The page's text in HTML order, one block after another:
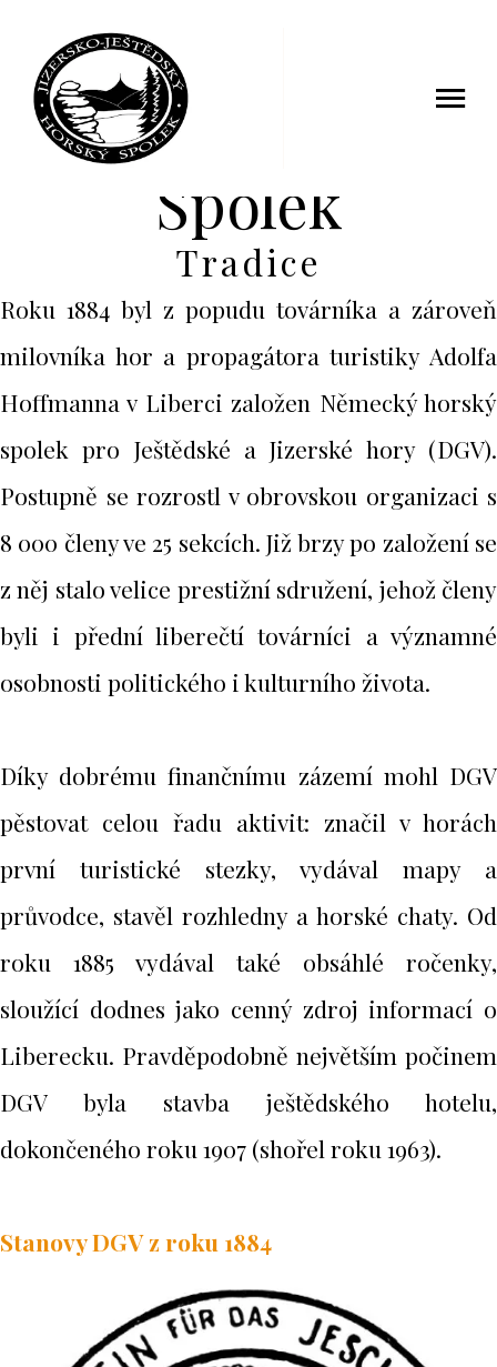
Spolek
Tradice
Roku 1884 byl z popudu továrníka a zároveň
milovníka hor a propagátora turistiky Adolfa
Hoffmanna v Liberci založen Německý horský
spolek pro Ještědské a Jizerské hory (DGV).
Postupně se rozrostl v obrovskou organizaci s
8 000 členy ve 25 sekcích. Již brzy po založení se
z něj stalo velice prestižní sdružení, jehož členy
byli i přední liberečtí továrníci a významné
osobnosti politického i kulturního života.
Díky dobrému finančnímu zázemí mohl DGV
pěstovat celou řadu aktivit: značil v horách
první turistické stezky, vydával mapy a
průvodce, stavěl rozhledny a horské chaty. Od
roku 1885 vydával také obsáhlé ročenky,
sloužící dodnes jako cenný zdroj informací o
Liberecku. Pravděpodobně největším počinem
DGV byla stavba ještědského hotelu,
dokončeného roku 1907 (shořel roku 1963).
Stanovy DGV z roku 1884